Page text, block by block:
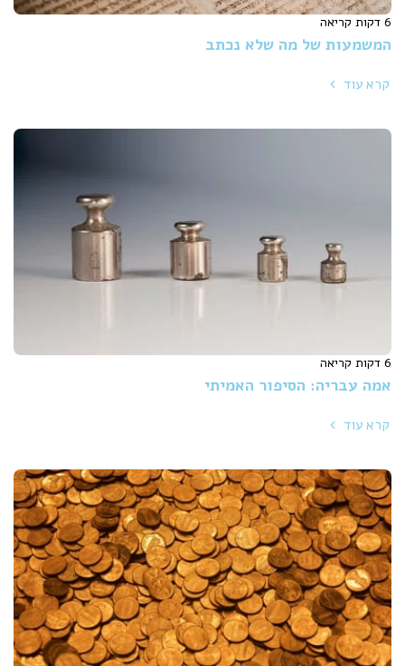
6 דקות קריאה
המשמעות של מה שלא נכתב
קרא עוד
6 דקות קריאה
אמה עבריה: הסיפור האמיתי
קרא עוד